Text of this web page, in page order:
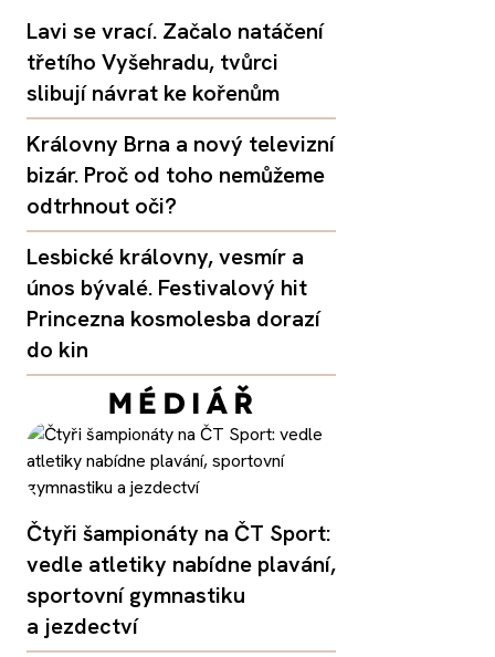
Lavi se vrací. Začalo natáčení
třetího Vyšehradu, tvůrci
slibují návrat ke kořenům
Královny Brna a nový televizní
bizár. Proč od toho nemůžeme
odtrhnout oči?
Lesbické královny, vesmír a
únos bývalé. Festivalový hit
Princezna kosmolesba dorazí
do kin
Čtyři šampionáty na ČT Sport:
vedle atletiky nabídne plavání,
sportovní gymnastiku
a jezdectví